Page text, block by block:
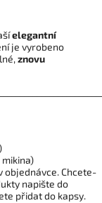
elegantní
je vyrobeno
znovu
objednávce. Chcete-
napište do
přidat do kapsy.